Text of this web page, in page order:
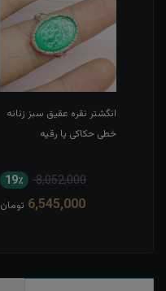
انگشتر نقره عقیق سبز زنانه
خطی حکاکی یا رقیه
8,052,000 19٪
6,545,000 تومان